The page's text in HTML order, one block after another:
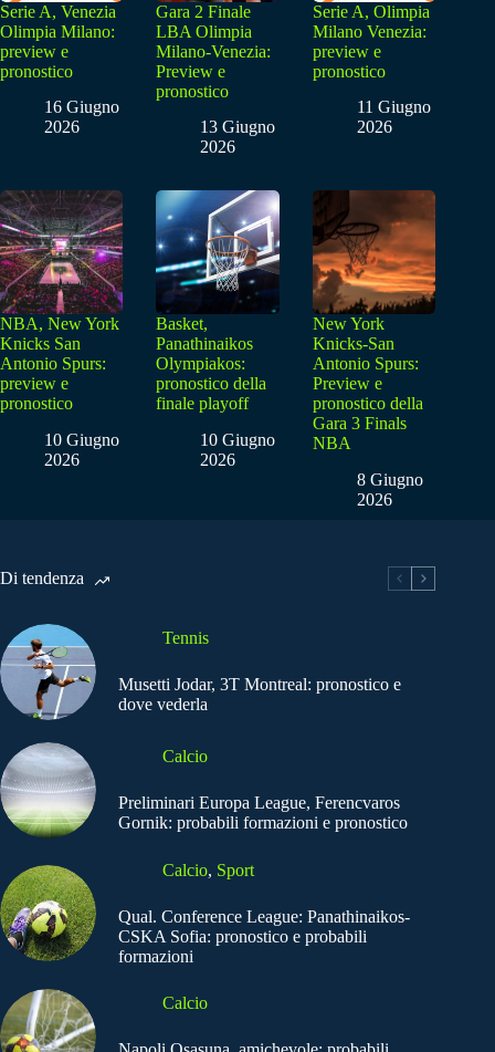
Serie A, Venezia
Olimpia Milano:
preview e
pronostico
16 Giugno
2026
Gara 2 Finale
LBA Olimpia
Milano-Venezia:
Preview e
pronostico
13 Giugno
2026
Serie A, Olimpia
Milano Venezia:
preview e
pronostico
11 Giugno
2026
NBA, New York
Knicks San
Antonio Spurs:
preview e
pronostico
10 Giugno
2026
Basket,
Panathinaikos
Olympiakos:
pronostico della
finale playoff
10 Giugno
2026
New York
Knicks-San
Antonio Spurs:
Preview e
pronostico della
Gara 3 Finals
NBA
8 Giugno
2026
Di tendenza
Tennis
Musetti Jodar, 3T Montreal: pronostico e
dove vederla
Calcio
Preliminari Europa League, Ferencvaros
Gornik: probabili formazioni e pronostico
Calcio, Sport
Qual. Conference League: Panathinaikos-
CSKA Sofia: pronostico e probabili
formazioni
Calcio